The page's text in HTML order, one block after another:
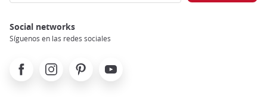
Social networks
Síguenos en las redes sociales
FacebookInstagramPinterest Youtube